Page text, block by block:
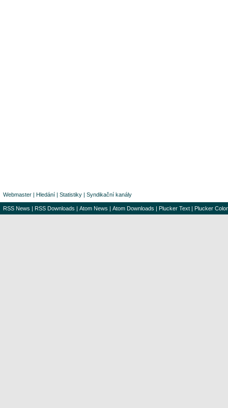
Webmaster | Hledání | Statistiky | Syndikační kanály
RSS News | RSS Downloads | Atom News | Atom Downloads | Plucker Text | Plucker Color